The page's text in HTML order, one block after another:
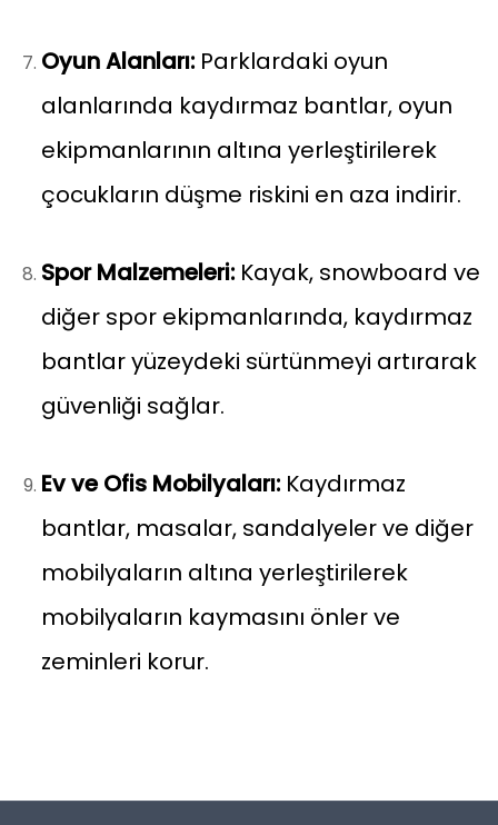
Oyun Alanları: Parklardaki oyun
alanlarında kaydırmaz bantlar, oyun
ekipmanlarının altına yerleştirilerek
çocukların düşme riskini en aza indirir.
Spor Malzemeleri: Kayak, snowboard ve
diğer spor ekipmanlarında, kaydırmaz
bantlar yüzeydeki sürtünmeyi artırarak
güvenliği sağlar.
Ev ve Ofis Mobilyaları: Kaydırmaz
bantlar, masalar, sandalyeler ve diğer
mobilyaların altına yerleştirilerek
mobilyaların kaymasını önler ve
zeminleri korur.